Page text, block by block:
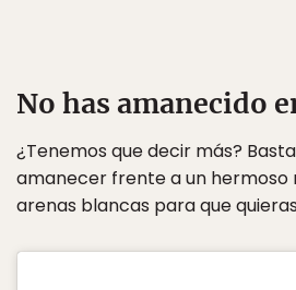
No has amanecido
¿Tenemos que decir más?
amanecer frente a un hermoso
arenas blancas para que